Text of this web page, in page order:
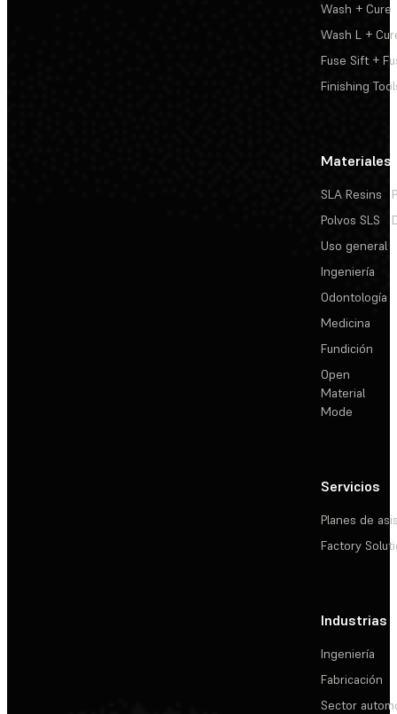
Wash + Cure
Wash L +
Fuse Sift +
Finishing
Materiales
SLA Resins
Polvos SLS
Uso general
Ingeniería
Odontología
Medicina
Fundición
Open
Material
Mode
Servicios
Planes de
Factory
Industrias
Ingeniería
Fabricación
Sector